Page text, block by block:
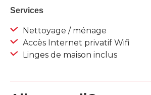
Services
Nettoyage / ménage
Accès Internet privatif Wifi
Linges de maison inclus